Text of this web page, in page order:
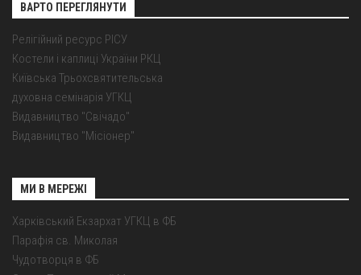
ВАРТО ПЕРЕГЛЯНУТИ
Релігійний ресурс РІСУ
Костели і каплиці України РКЦ
Київська Трьохсвятительська
духовна семінарія УГКЦ
Видавництво "Свічадо"
Видавництво "Місіонер"
МИ В МЕРЕЖІ
Харківський Екзархат УГКЦ в ФБ
Парафія св. Миколая
Чудотворця в ФБ